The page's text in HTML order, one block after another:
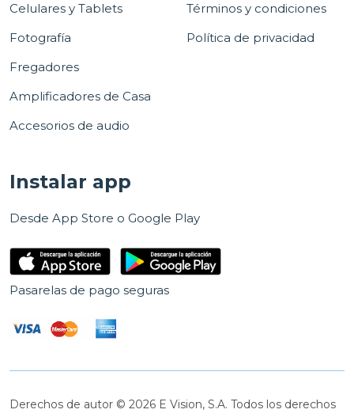
Celulares y Tablets
Fotografía
Fregadores
Amplificadores de Casa
Accesorios de audio
Términos y condiciones
Política de privacidad
Instalar app
Desde App Store o Google Play
Pasarelas de pago seguras
Derechos de autor © 2026 E Vision, S.A. Todos los derechos